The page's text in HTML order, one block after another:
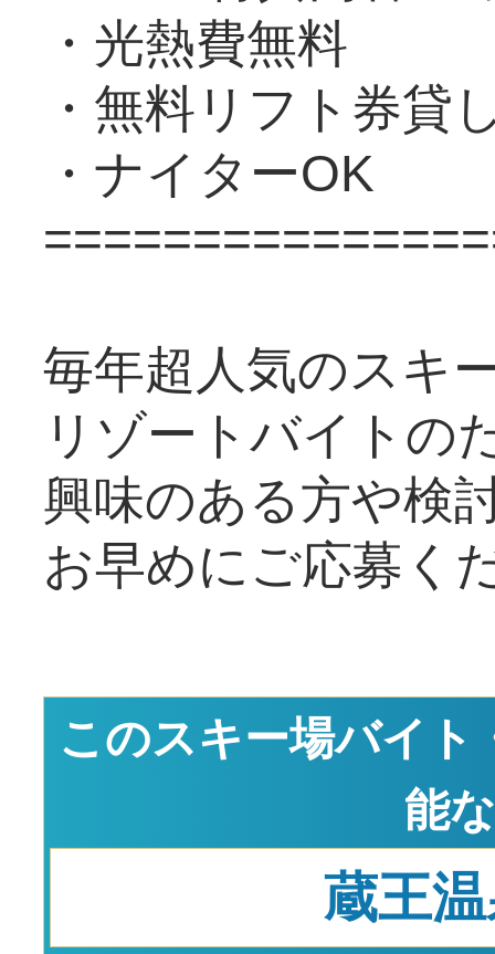
・光熱費無料
・無料リフト券貸
・ナイターOK
毎年超人気のスキ
リゾートバイトの
興味のある方や検
お早めにご応募く
このスキー場バイト
能
蔵王